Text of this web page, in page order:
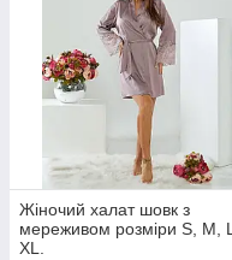
Жіночий халат шовк з
мереживом розміри S, M, L,
XL.